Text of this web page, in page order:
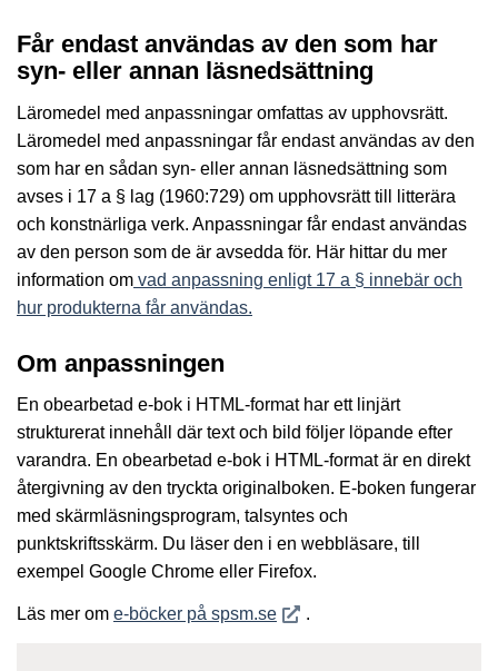
Får endast användas av den som har
syn- eller annan läsnedsättning
Läromedel med anpassningar omfattas av upphovsrätt.
Läromedel med anpassningar får endast användas av den
som har en sådan syn- eller annan läsnedsättning som
avses i 17 a § lag (1960:729) om upphovsrätt till litterära
och konstnärliga verk. Anpassningar får endast användas
av den person som de är avsedda för. Här hittar du mer
information om vad anpassning enligt 17 a § innebär och
hur produkterna får användas.
Om anpassningen
En obearbetad e-bok i HTML-format har ett linjärt
strukturerat innehåll där text och bild följer löpande efter
varandra. En obearbetad e-bok i HTML-format är en direkt
återgivning av den tryckta originalboken. E-boken fungerar
med skärmläsningsprogram, talsyntes och
punktskriftsskärm. Du läser den i en webbläsare, till
exempel Google Chrome eller Firefox.
Läs mer om e-böcker på spsm.seÖppnas i nytt fönster
.